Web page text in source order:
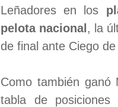
Leñadores en los
pelota nacional , la
de final ante Ciego
Como también ganó
tabla de